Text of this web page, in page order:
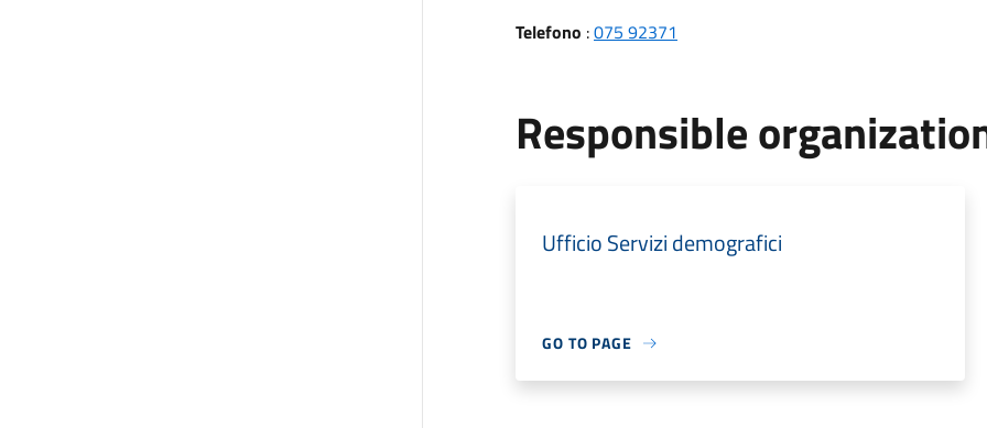
Telefono :075 92371
Responsible
Ufficio Servizi demografici
GO TO PAGE